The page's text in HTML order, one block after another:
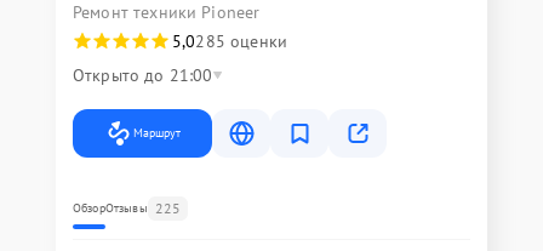
Ремонт техники Pioneer
5,0285 оценки
Открыто до 21:00
Маршрут
ОбзорОтзывы 225